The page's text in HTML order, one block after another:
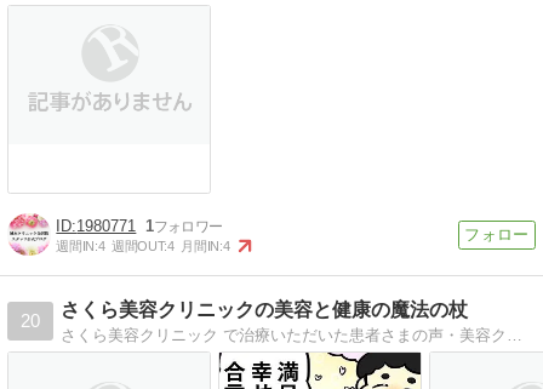
1980771 1
週間IN:4 週間OUT:4 月間IN:4
20
さくら美容クリニックの美容と健康の魔法の杖
さくら美容クリニック で治療いただいた患者さまの声・美容クリニックの日常・日々感じている現場の生の声・美容治療の裏側・美容外科医のプライベートなど現役美容外科医が詳しく伝えます